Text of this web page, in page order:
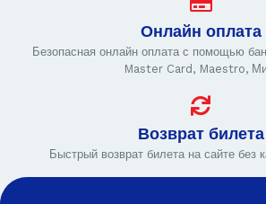
Онлайн оплата
Безопасная онлайн оплата с помощью
Master Card, Maestro,
Возврат билета
Быстрый возврат билета на сайте без